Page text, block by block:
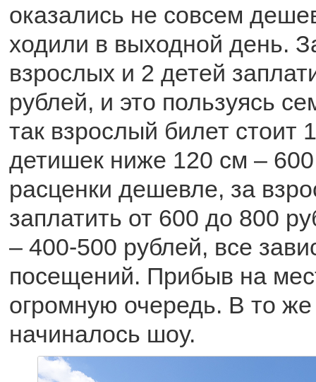
оказались не совсем
ходили в выходной день.
взрослых и 2 детей
рублей, и это пользуясь
так взрослый билет стоит
детишек ниже 120 см –
расценки дешевле, за
заплатить от 600 до 800
– 400-500 рублей, все
посещений. Прибыв на
огромную очередь. В то
начиналось шоу.